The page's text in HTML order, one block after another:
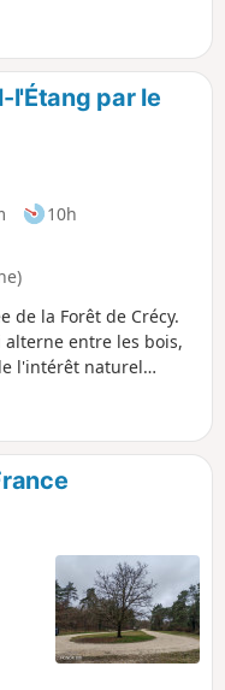
l'Étang par le
10h
de la Forêt de Crécy.
entre les bois,
l'intérêt naturel
de Villeneuve-le-
Brie, ainsi que par
en-Brie à